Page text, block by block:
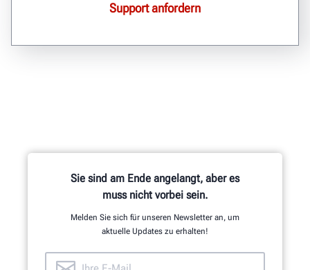
Support anfordern
Sie sind am Ende angelangt, aber es
muss nicht vorbei sein.
Melden Sie sich für unseren Newsletter an, um
aktuelle Updates zu erhalten!